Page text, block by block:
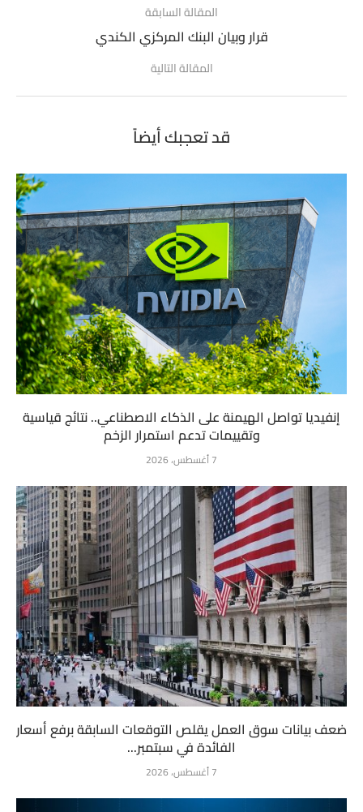
المقالة السابقة
قرار وبيان البنك المركزي الكندي
المقالة التالية
قد تعجبك أيضاً
إنفيديا تواصل الهيمنة على الذكاء الاصطناعي.. نتائج قياسية
وتقييمات تدعم استمرار الزخم
7 أغسطس، 2026
ضعف بيانات سوق العمل يقلص التوقعات السابقة برفع أسعار
الفائدة في سبتمبر...
7 أغسطس، 2026